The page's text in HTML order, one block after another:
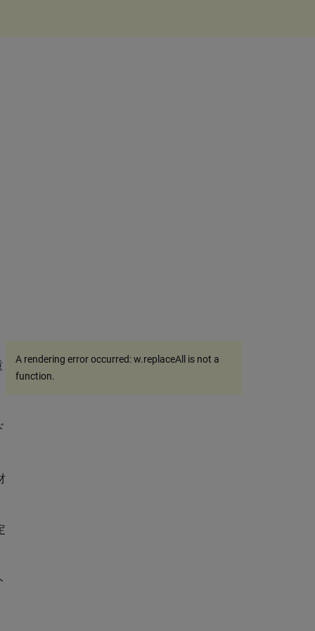
A rendering error occurred:w.replaceAll is not a
function.